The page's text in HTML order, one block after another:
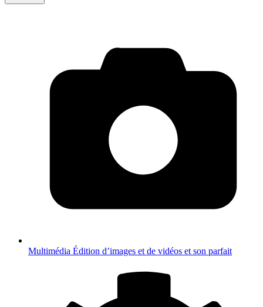
Multimédia Édition d’images et de vidéos et son parfait